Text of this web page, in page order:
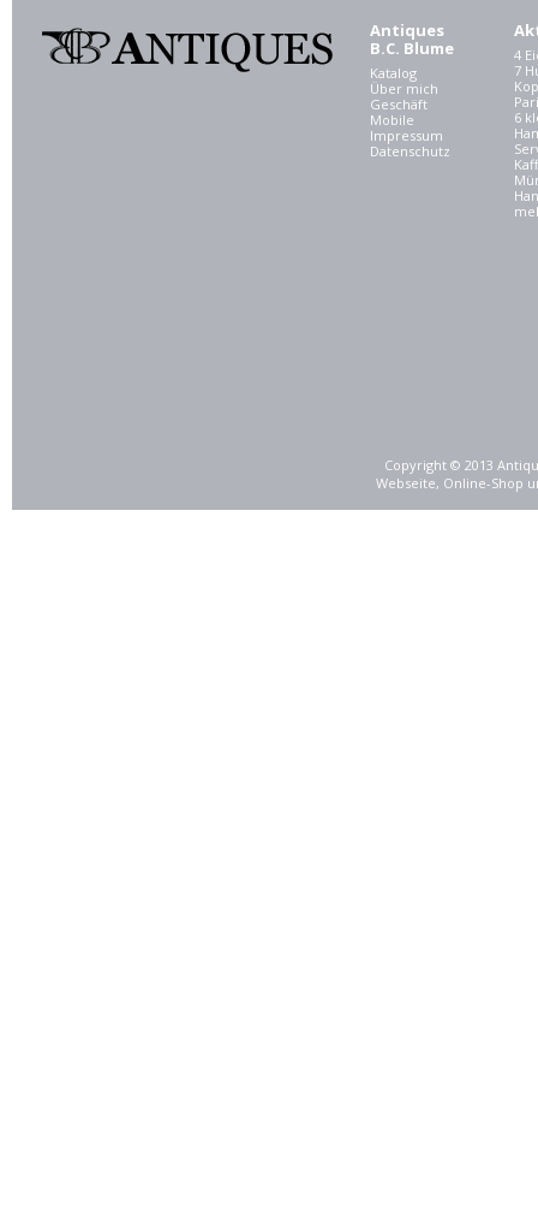
Antiques
B.C. Blume
Katalog
Über mich
Geschäft
Mobile
Impressum
Datenschutz
4
7
6
Copyright © 2013
Webseite, Online-Shop